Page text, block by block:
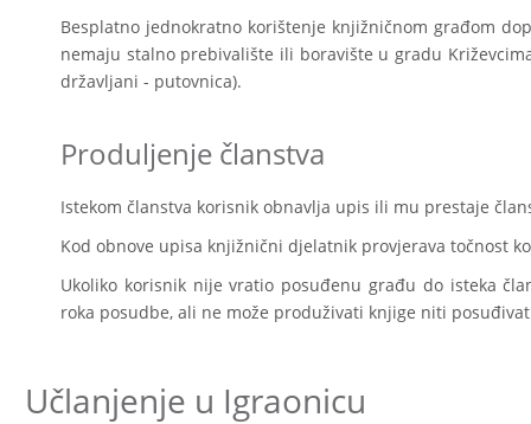
Besplatno jednokratno korištenje knjižničnom građom
nemaju stalno prebivalište ili boravište u gradu
državljani - putovnica).
Produljenje članstva
Istekom članstva korisnik obnavlja upis ili mu prestaje
Kod obnove upisa knjižnični djelatnik provjerava točnost
Ukoliko korisnik nije vratio posuđenu građu do isteka
roka posudbe, ali ne može produživati knjige niti
Učlanjenje u Igraonicu